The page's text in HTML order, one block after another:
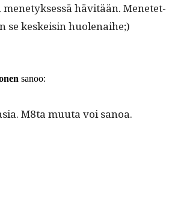
hävitään. Menetet­
se keskeisin huolenaihe;)
sanoo:
M8ta muu­ta voi sanoa.